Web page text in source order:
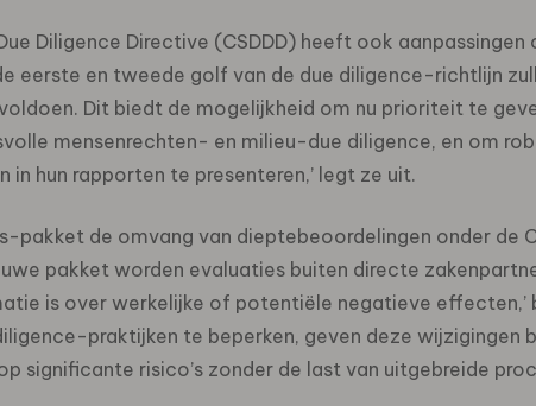
Diligence Directive (CSDDD) heeft ook
eerste en tweede golf van de due diligence-richtlijn
voldoen. Dit biedt de mogelijkheid om nu prioriteit te
mensenrechten- en milieu-due diligence, en om
hun rapporten te presenteren,’ legt ze uit.
pakket de omvang van dieptebeoordelingen onder de
pakket worden evaluaties buiten directe
is over werkelijke of potentiële negatieve effecten,’
praktijken te beperken, geven deze wijzigingen
significante risico’s zonder de last van uitgebreide